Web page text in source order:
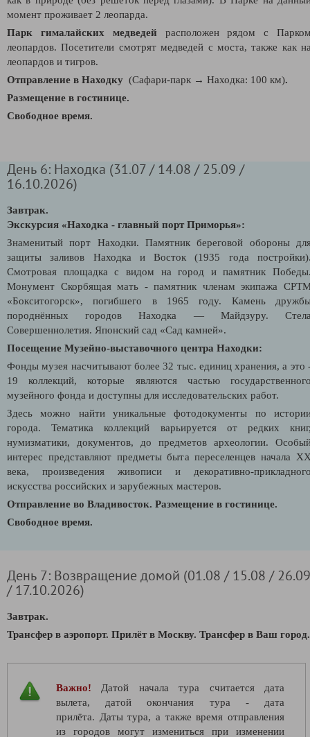
момент проживает 2 леопарда.
Парк гималайских медведей расположен рядом с
леопардов. Посетители смотрят медведей с моста, также как
леопардов и тигров.
Отправление в Находку (Сафари-парк → Находка: 100 км).
Размещение в гостинице.
Свободное время.
День 6: Находка (31.07 / 14.08 / 25.09 /
16.10.2026)
Завтрак.
Экскурсия «Находка - главный порт Приморья»:
Знаменитый порт Находки. Памятник береговой обороны
защиты заливов Находка и Восток (1935 года
Смотровая площадка с видом на город и памятник
Монумент Скорбящая мать - памятник членам экипажа
«Бокситогорск», погибшего в 1965 году. Камень
породнённых городов Находка — Майдзуру.
Совершеннолетия. Японский сад «Сад камней».
Посещение Музейно-выставочного центра Находки:
Фонды музея насчитывают более 32 тыс. единиц хранения, а это
19 коллекций, которые являются частью
музейного фонда и доступны для исследовательских работ.
Здесь можно найти уникальные фотодокументы по
города. Тематика коллекций варьируется от редких
нумизматики, документов, до предметов археологии.
интерес представляют предметы быта переселенцев начала
века, произведения живописи и декоративно-
искусства российских и зарубежных мастеров.
Отправление во Владивосток. Размещение в гостинице.
Свободное время.
День 7: Возвращение домой (01.08 / 15.08 / 26.09
/ 17.10.2026)
Завтрак.
Трансфер в аэропорт. Прилёт в Москву. Трансфер в Ваш город.
Важно!
Датой начала тура считается дата
вылета, датой окончания тура - дата
прилёта. Даты тура, а также время отправления
из городов могут измениться при изменении